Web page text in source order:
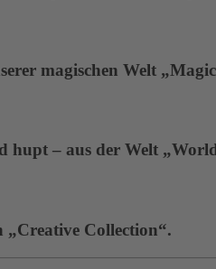
magischen Welt
– aus der Welt
„Creative Collection“.